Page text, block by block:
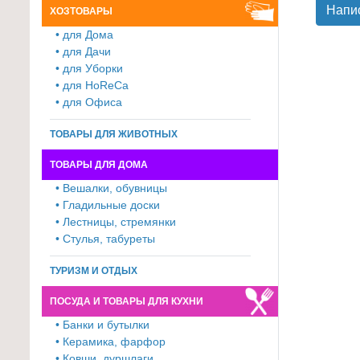
ХОЗТОВАРЫ
• для Дома
• для Дачи
• для Уборки
• для HoReCa
• для Офиса
ТОВАРЫ ДЛЯ ЖИВОТНЫХ
ТОВАРЫ ДЛЯ ДОМА
• Вешалки, обувницы
• Гладильные доски
• Лестницы, стремянки
• Стулья, табуреты
ТУРИЗМ И ОТДЫХ
ПОСУДА И ТОВАРЫ ДЛЯ КУХНИ
• Банки и бутылки
• Керамика, фарфор
Товары
уборки
Товары